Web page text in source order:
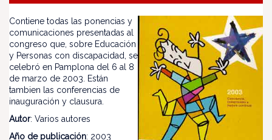
Contiene todas las ponencias y
comunicaciones presentadas al
congreso que, sobre Educación
y Personas con discapacidad, se
celebró en Pamplona del 6 al 8
de marzo de 2003. Están
tambien las conferencias de
inauguración y clausura.
Autor: Varios autores
Año de publicación: 2003